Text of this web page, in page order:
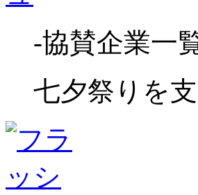
-協賛企業一
七夕祭りを